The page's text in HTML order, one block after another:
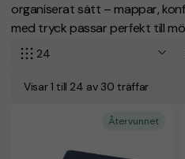
organiserat sätt – mappar,
med tryck passar perfekt till
Visar 1 till 24 av 30 träffar
24
Återvunnet